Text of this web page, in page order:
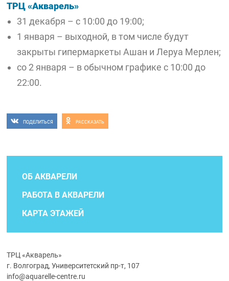
ТРЦ «Акварель»
31 декабря – с 10:00 до 19:00;
1 января – выходной, в том числе будут
закрыты гипермаркеты Ашан и Леруа Мерлен;
со 2 января – в обычном графике с 10:00 до
22:00.
ПОДЕЛИТЬСЯ РАССКАЗАТЬ
ОБ АКВАРЕЛИ
РАБОТА В АКВАРЕЛИ
КАРТА ЭТАЖЕЙ
ТРЦ «Акварель»
г. Волгоград, Университетский пр-т, 107
info@aquarelle-centre.ru